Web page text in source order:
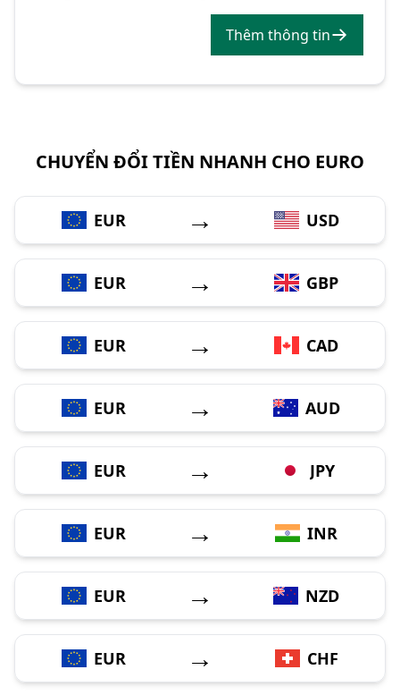
Thêm thông tin
CHUYỂN ĐỔI TIỀN NHANH CHO EURO
EUR → USD
EUR → GBP
EUR → CAD
EUR → AUD
EUR → JPY
EUR → INR
EUR → NZD
EUR → CHF